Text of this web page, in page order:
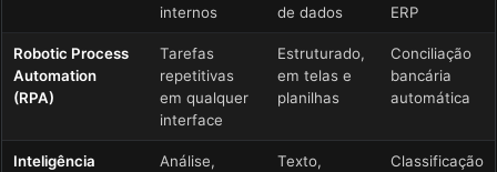
internos
de dados
ERP
Robotic Process
Automation
(RPA)
Tarefas
repetitivas
em qualquer
interface
Estruturado,
em telas e
planilhas
Conciliação
bancária
automática
Inteligência
Análise,
Texto,
Classificação